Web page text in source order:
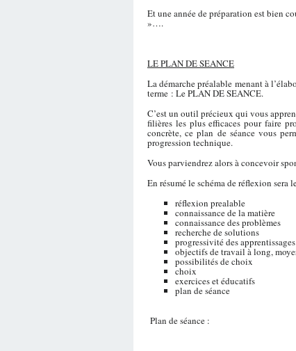
Et une année de préparation est bien
»….
LE PLAN DE SEANCE
La démarche préalable menant à
terme : Le PLAN DE SEANCE.
C’est un outil précieux qui vous
filières les plus efficaces pour faire
concrète, ce plan de séance vous
progression technique.
Vous parviendrez alors à concevoir
En résumé le schéma de réflexion sera
réflexion prealable
connaissance de la matière
connaissance des problèmes
recherche de solutions
progressivité des apprentissages
objectifs de travail à long,
possibilités de choix
choix
exercices et éducatifs
plan de séance
Plan de séance :